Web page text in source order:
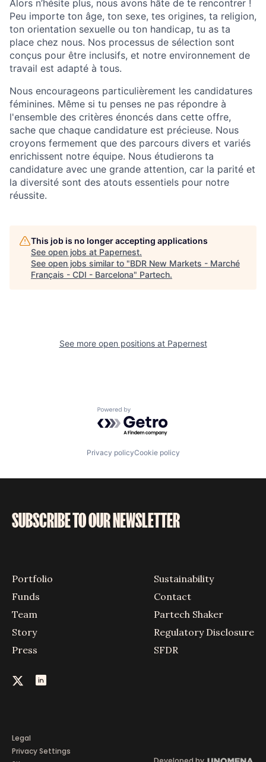
Alors n’hésite plus, nous avons hâte de te rencontrer !
Peu importe ton âge, ton sexe, tes origines, ta religion,
ton orientation sexuelle ou ton handicap, tu as ta
place chez nous. Nos processus de sélection sont
conçus pour être inclusifs, et notre environnement de
travail est adapté à tous.
Nous encourageons particulièrement les candidatures
féminines. Même si tu penses ne pas répondre à
l'ensemble des critères énoncés dans cette offre,
sache que chaque candidature est précieuse. Nous
croyons fermement que des parcours divers et variés
enrichissent notre équipe. Nous étudierons ta
candidature avec une grande attention, car la parité et
la diversité sont des atouts essentiels pour notre
réussite.
This job is no longer accepting applications
See open jobs at Papernest.
See open jobs similar to "BDR New Markets - Marché
Français - CDI - Barcelona" Partech.
See more open positions at Papernest
Powered by Getro.com
Privacy policyCookie policy
SUBSCRIBE TO OUR NEWSLETTER
Portfolio
Funds
Team
Story
Press
Sustainability
Contact
Partech Shaker
Regulatory Disclosure
SFDR
Legal
Privacy Settings